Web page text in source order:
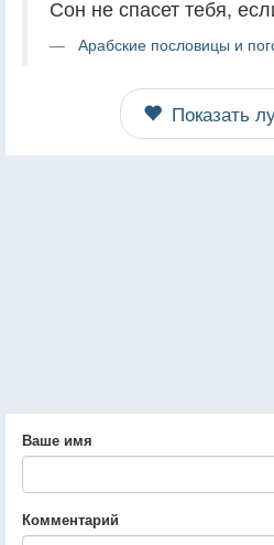
Сон не спасет тебя,
Арабские пословицы и
Показать
Ваше имя
Комментарий